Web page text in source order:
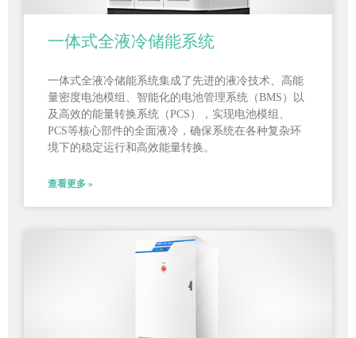
一体式全液冷储能系统
一体式全液冷储能系统集成了先进的液冷技术、高能
量密度电池模组、智能化的电池管理系统（BMS）以
及高效的能量转换系统（PCS），实现电池模组、
PCS等核心部件的全面液冷，确保系统在各种复杂环
境下的稳定运行和高效能量转换。
查看更多 »